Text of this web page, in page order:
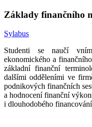
Základy finančního
Sylabus
Studenti se naučí
ekonomického a
základní finanční
dalšími odděleními ve
podnikových finančních
a hodnocení finanční
i dlouhodobého